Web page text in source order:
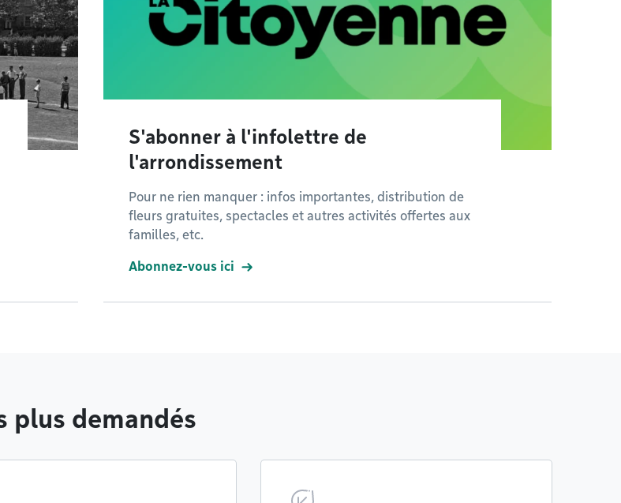
S'abonner à l'infolettre de
l'arrondissement
Pour ne rien manquer : infos importantes, distribution de
fleurs gratuites, spectacles et autres activités offertes aux
familles, etc.
Abonnez-vous ici
plus demandés